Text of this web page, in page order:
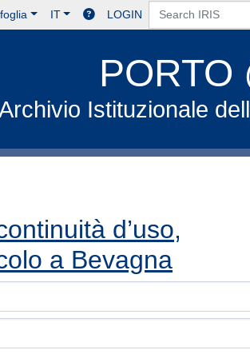
IT LOGIN
Istituzionale
d’uso,
a Bevagna